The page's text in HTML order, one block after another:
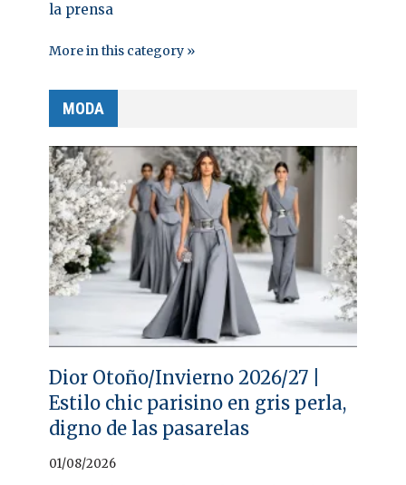
la prensa
More in this category »
MODA
Dior Otoño/Invierno 2026/27 |
Estilo chic parisino en gris perla,
digno de las pasarelas
01/08/2026